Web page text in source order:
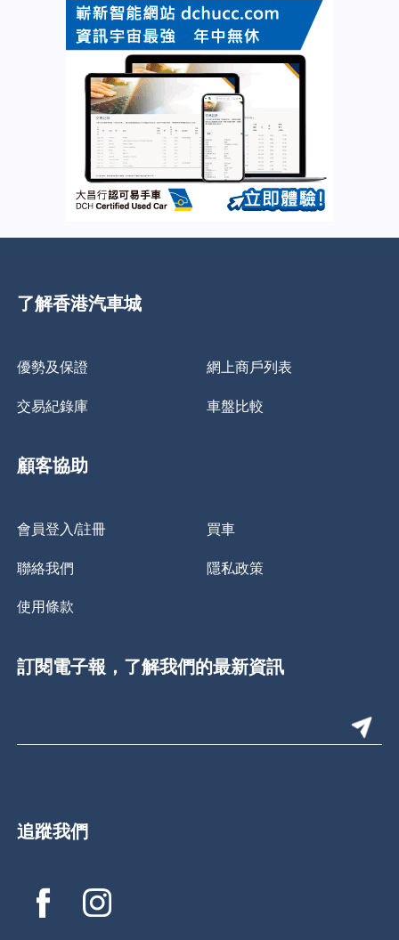
了解香港汽車城
優勢及保證 網上商戶列表
交易紀錄庫 車盤比較
顧客協助
會員登入/註冊 買車
聯絡我們 隱私政策
使用條款
訂閱電子報，了解我們的最新資訊
追蹤我們